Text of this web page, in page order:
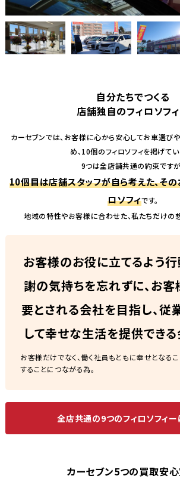
自分たちでつくる
店舗独自のフィロソフ
カーセブンでは、お客様に心から安心してお車選び
め、10個のフィロソフィを掲げてい
9つは全店舗共通の約束ですが
10個目は店舗スタッフが自ら考えた、そ
ロソフィです。
地域の特性やお客様に合わせた、私たちだけの
お客様のお役に立てるよう行
謝の気持ちを忘れずに、お客
要とされる会社を目指し、従
して幸せな生活を提供できる
お客様だけでなく、働く社員もともに幸せとなる
することにつながる為。
全店共通の9つのフィロソフィー
カーセブン5つの買取安